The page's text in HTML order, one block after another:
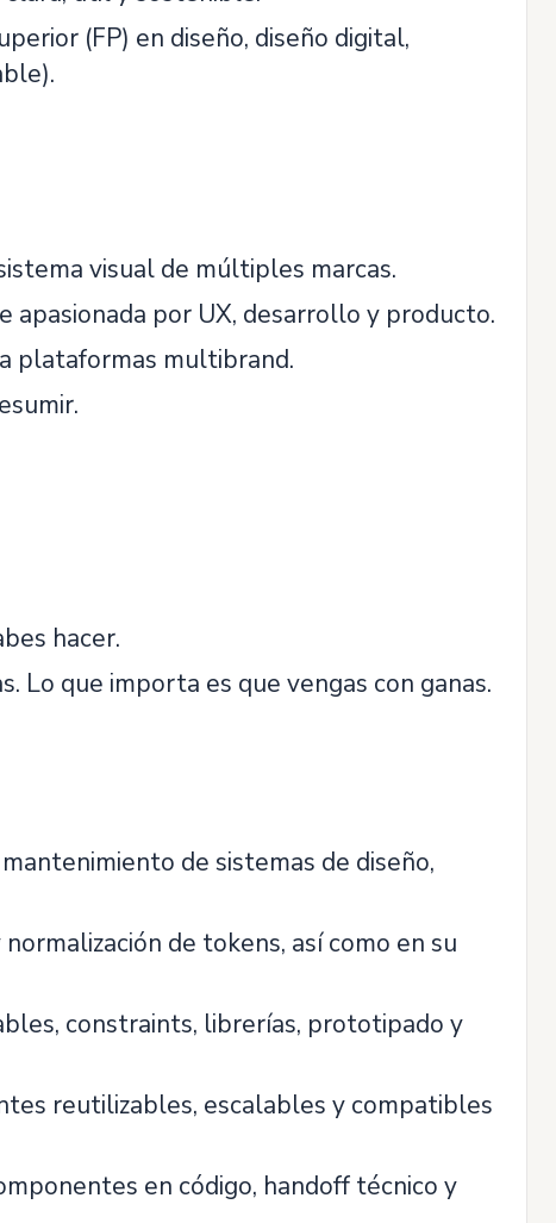
(FP) en diseño, diseño digital,
visual de múltiples marcas.
por UX, desarrollo y producto.
plataformas multibrand.
hacer.
Lo que importa es que vengas con ganas.
de sistemas de diseño,
de tokens, así como en su
constraints, librerías, prototipado y
reutilizables, escalables y compatibles
en código, handoff técnico y